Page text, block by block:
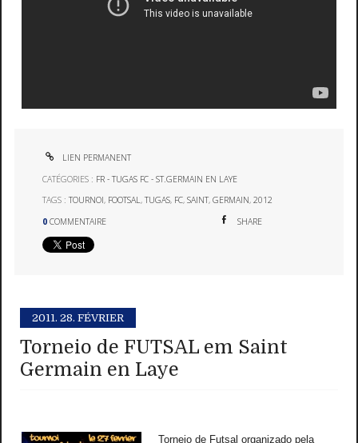
LIEN PERMANENT
CATÉGORIES : FR - TUGAS FC - ST.GERMAIN EN LAYE
TAGS :TOURNOI, FOOTSAL,TUGAS, FC,SAINT,GERMAIN,2012
0 COMMENTAIRE SHARE
2011. 28. FÉVRIER
Torneio de FUTSAL em Saint
Germain en Laye
Torneio de Futsal organizado pela